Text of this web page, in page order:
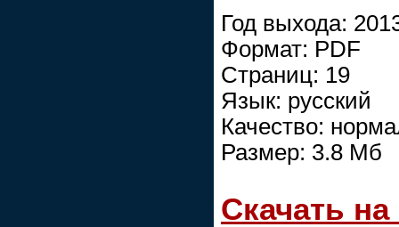
Год выхода:
Формат: PDF
Страниц: 19
Язык: русский
Качество:
Размер: 3.8 Мб
Скачать